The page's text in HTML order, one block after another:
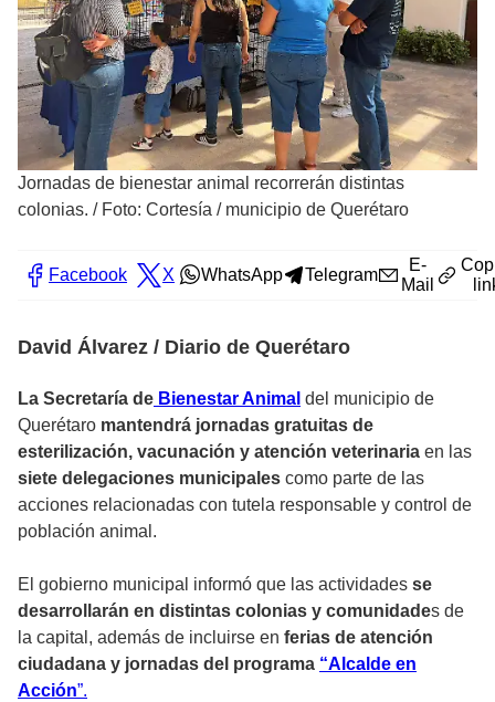
Jornadas de bienestar animal recorrerán distintas
colonias. / Foto: Cortesía / municipio de Querétaro
Facebook X WhatsApp Telegram
E-
Mail
David Álvarez / Diario de Querétaro
La Secretaría de Bienestar Animal del municipio de
Querétaro mantendrá jornadas gratuitas de
esterilización, vacunación y atención veterinaria en las
siete delegaciones municipales como parte de las
acciones relacionadas con tutela responsable y control de
población animal.
El gobierno municipal informó que las actividades se
desarrollarán en distintas colonias y comunidades de
la capital, además de incluirse en ferias de atención
ciudadana y jornadas del programa “Alcalde en
Acción”.